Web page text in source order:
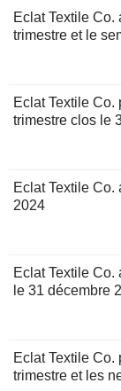
Eclat Textile
trimestre et le
Eclat Textile Co.
trimestre clos le
Eclat Textile
2024
Eclat Textile
le 31 décembre
Eclat Textile
trimestre et les